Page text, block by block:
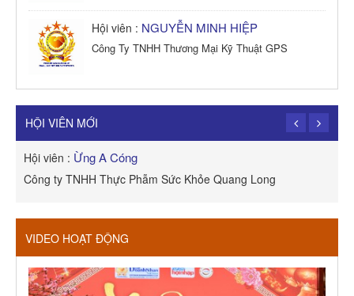
Hội viên : NGUYỄN MINH HIỆP
Công Ty TNHH Thương Mại Kỹ Thuật GPS
Công Ty TNHH Dịch vụ Cuộc Sống Hạnh Phúc
HỘI VIÊN MỚI
Hội viên : Ừng A Cóng
Công ty TNHH Thực Phẫm Sức Khỏe Quang Long
VIDEO HOẠT ĐỘNG